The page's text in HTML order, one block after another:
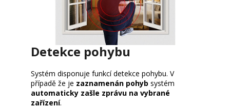
Detekce pohybu
Systém disponuje funkcí detekce pohybu. V
případě že je zaznamenán pohyb systém
automaticky zašle zprávu na vybrané
zařízení.